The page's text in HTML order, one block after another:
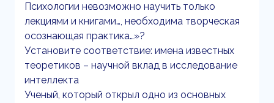
Психологии невозможно научить только
лекциями и книгами…, необходима творческая
осознающая практика…»?
Установите соответствие: имена известных
теоретиков – научной вклад в исследование
интеллекта
Ученый, который открыл одно из основных